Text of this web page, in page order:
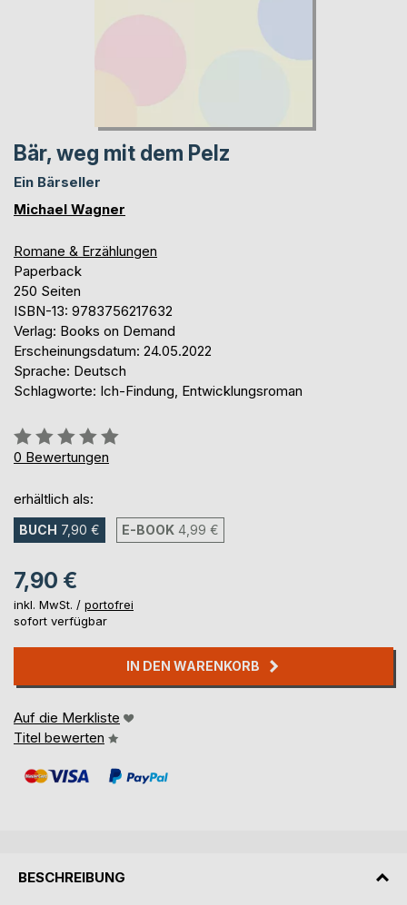
Bär, weg mit dem Pelz
Ein Bärseller
Michael Wagner
Romane & Erzählungen
Paperback
250 Seiten
ISBN-13: 9783756217632
Verlag: Books on Demand
Erscheinungsdatum: 24.05.2022
Sprache: Deutsch
Schlagworte: Ich-Findung, Entwicklungsroman
Bewertung::
0%
0 Bewertungen
erhältlich als:
BUCH 7,90 € E-BOOK 4,99 €
7,90 €
inkl. MwSt. / portofrei
sofort verfügbar
IN DEN WARENKORB
Auf die Merkliste
Titel bewerten
BESCHREIBUNG